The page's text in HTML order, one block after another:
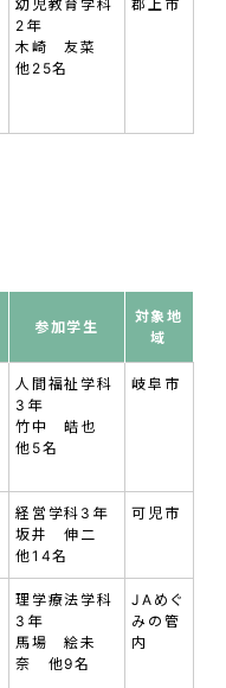
幼児教育学科
2年
木崎 友菜
他25名
郡上市
参加学生
対象地
域
人間福祉学科
3年
竹中 皓也
他5名
岐阜市
経営学科3年
坂井 伸二
他14名
可児市
理学療法学科
3年
馬場 絵未
奈 他9名
JAめぐ
みの管
内